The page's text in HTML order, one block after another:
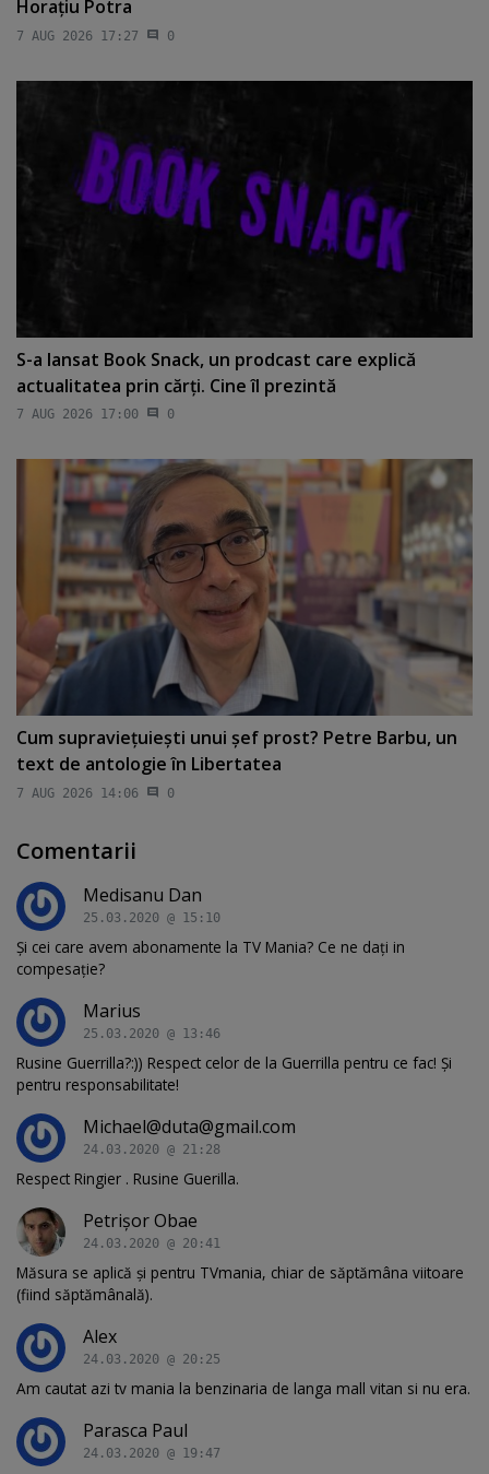
Horaţiu Potra
7 AUG 2026 17:27 0
S-a lansat Book Snack, un prodcast care explică
actualitatea prin cărţi. Cine îl prezintă
7 AUG 2026 17:00 0
Cum supravieţuieşti unui şef prost? Petre Barbu, un
text de antologie în Libertatea
7 AUG 2026 14:06 0
Comentarii
Medisanu Dan
25.03.2020 @ 15:10
Și cei care avem abonamente la TV Mania? Ce ne dați in
compesație?
Marius
25.03.2020 @ 13:46
Rusine Guerrilla?:)) Respect celor de la Guerrilla pentru ce fac! Și
pentru responsabilitate!
Michael@duta@gmail.com
24.03.2020 @ 21:28
Respect Ringier . Rusine Guerilla.
Petrișor Obae
24.03.2020 @ 20:41
Măsura se aplică și pentru TVmania, chiar de săptămâna viitoare
(fiind săptămânală).
Alex
24.03.2020 @ 20:25
Am cautat azi tv mania la benzinaria de langa mall vitan si nu era.
Parasca Paul
24.03.2020 @ 19:47